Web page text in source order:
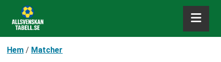
Hem / Matcher